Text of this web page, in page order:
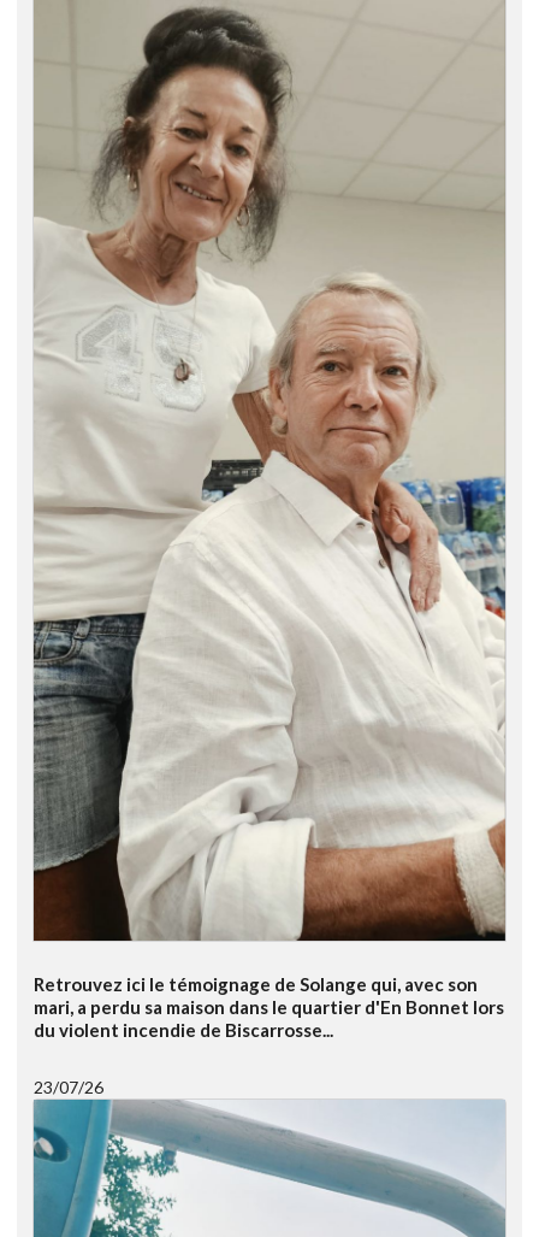
Retrouvez ici le témoignage de Solange qui, avec son
mari, a perdu sa maison dans le quartier d'En Bonnet lors
du violent incendie de Biscarrosse...
23/07/26